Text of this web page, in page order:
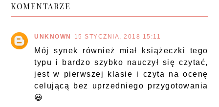
KOMENTARZE
UNKNOWN 15 STYCZNIA, 2018 15:11
Mój synek również miał książeczki tego
typu i bardzo szybko nauczył się czytać,
jest w pierwszej klasie i czyta na ocenę
celującą bez uprzedniego przygotowania
😃